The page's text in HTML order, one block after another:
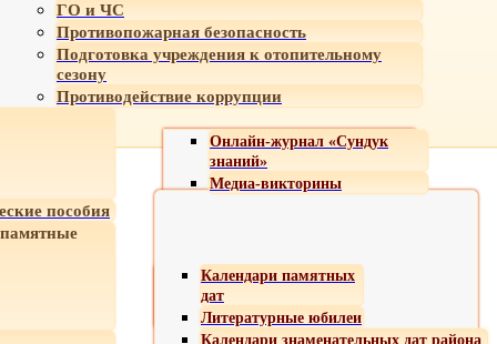
ГО и ЧС
Противопожарная безопасность
Подготовка учреждения к отопительному
сезону
Противодействие коррупции
Онлайн-журнал «Сундук
знаний»
Медиа-викторины
пособия
Календари памятных
дат
Литературные юбилеи
Календари знаменательных дат района